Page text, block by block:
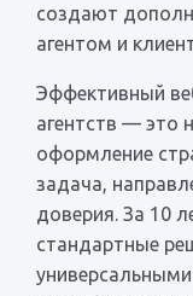
создают
агентом и
Эффективный
агентств — это
оформление
задача,
доверия. За 10
стандартные